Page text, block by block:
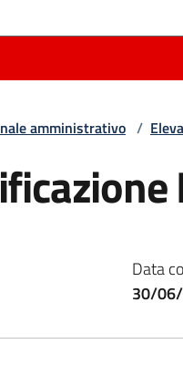
amministrativo /
Data
30/